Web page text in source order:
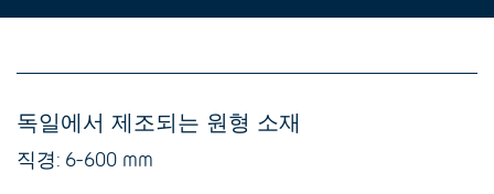
독일에서 제조되는 원형 소재
직경: 6-600 mm